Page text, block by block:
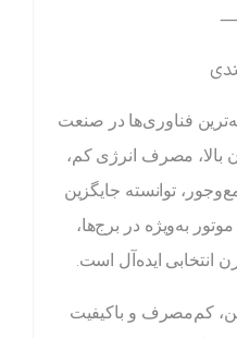
فناوری‌ها در صنعت
بالا، مصرف انرژی کم،
توانسته جایگزین
به‌ویژه در برج‌ها،
انتخابی ایده‌آل است.
کم‌مصرف و باکیفیت